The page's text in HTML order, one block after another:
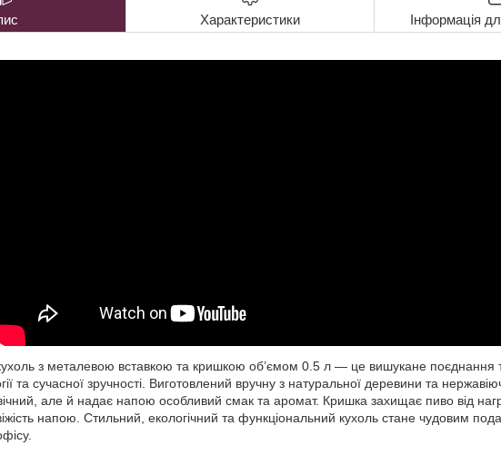
Характеристики Інформація
з металевою вставкою та кришкою об’ємом 0.5 л — це вишукане поєднання
та сучасної зручності. Виготовлений вручну з натуральної деревини та
але й надає напою особливий смак та аромат. Кришка захищає пиво від
напою. Стильний, екологічний та функціональний кухоль стане чудовим